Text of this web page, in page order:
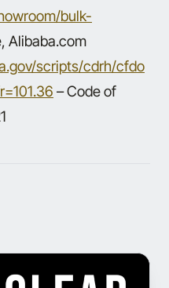
bulk-
Alibaba.com
scripts/cdrh/cfdo
– Code of